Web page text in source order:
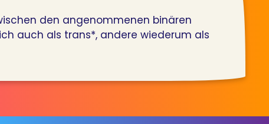
den angenommenen binären
auch als trans*, andere wiederum als